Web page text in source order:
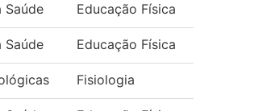
Saúde Educação Física
Saúde Educação Física
Fisiologia